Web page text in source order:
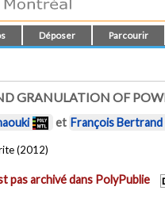
Déposer Parcourir
GRANULATION OF
et François Bertrand
(2012)
pas archivé dans PolyPublie